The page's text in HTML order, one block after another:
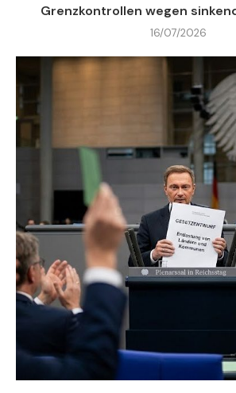
Grenzkontrollen wegen
16/07/2026